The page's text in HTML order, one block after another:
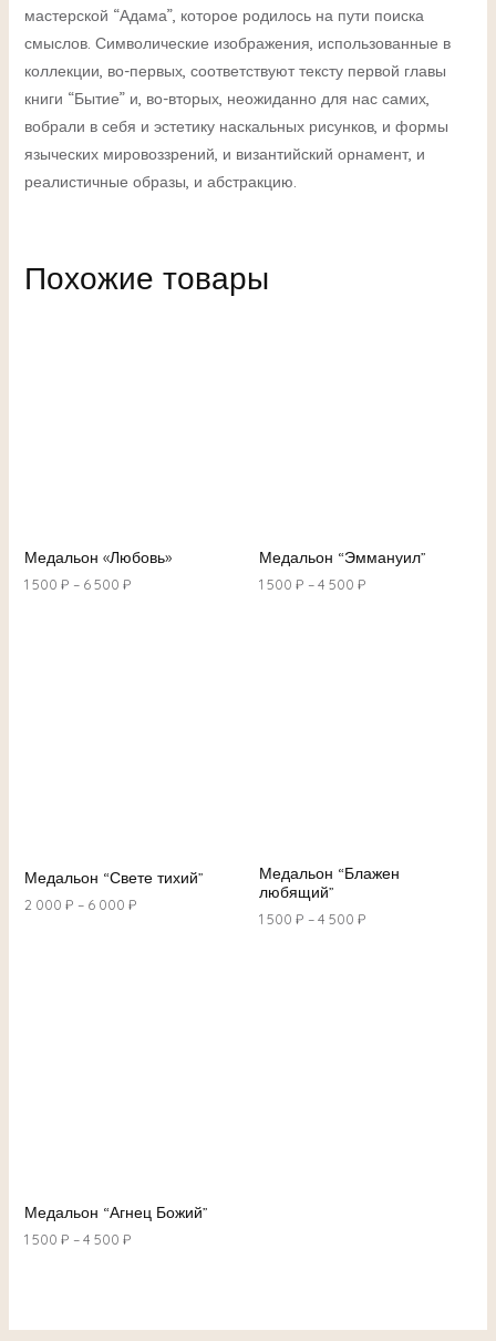
мастерской “Адама”, которое родилось на пути поиска
смыслов. Символические изображения, использованные в
коллекции, во-первых, соответствуют тексту первой главы
книги “Бытие” и, во-вторых, неожиданно для нас самих,
вобрали в себя и эстетику наскальных рисунков, и формы
языческих мировоззрений, и византийский орнамент, и
реалистичные образы, и абстракцию.
Похожие товары
Медальон «Любовь»
1 500 ₽ – 6 500 ₽
Медальон “Эммануил”
1 500 ₽ –4 500 ₽
Медальон “Свете тихий”
2 000 ₽ – 6 000 ₽
Медальон “Блажен
любящий”
1 500 ₽ –4 500 ₽
Медальон “Агнец Божий”
1 500 ₽ –4 500 ₽